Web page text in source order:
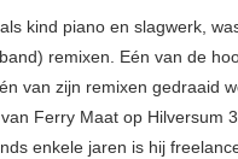
kind piano en slagwerk,
remixen. Eén van de
van zijn remixen gedraaid
Ferry Maat op Hilversum
enkele jaren is hij